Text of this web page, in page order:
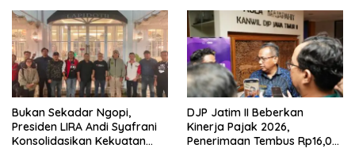
Buka suara
Bukan Sekadar Ngopi,
Presiden LIRA Andi Syafrani
Konsolidasikan Kekuatan
DJP Jatim II Beberkan
Kinerja Pajak 2026,
Penerimaan Tembus Rp16,08